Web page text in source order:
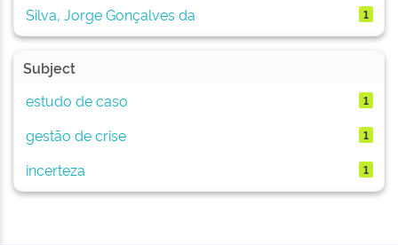
Silva, Jorge Gonçalves da
1
Subject
estudo de caso
1
gestão de crise 1
incerteza 1